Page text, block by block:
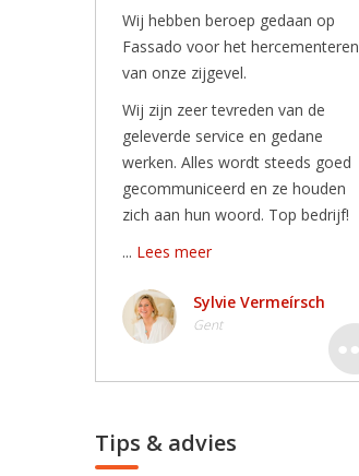
Wij hebben beroep gedaan op
Fassado voor het hercementeren
van onze zijgevel.
Wij zijn zeer tevreden van de
geleverde service en gedane
werken. Alles wordt steeds goed
gecommuniceerd en ze houden
zich aan hun woord. Top bedrijf!
... Lees meer
Sylvie Vermeírsch
Gent
Tips & advies